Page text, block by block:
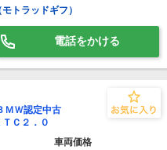
ラッドギフ）
電話をかける
ＭＷ認定中古
Ｃ２．０
車両価格